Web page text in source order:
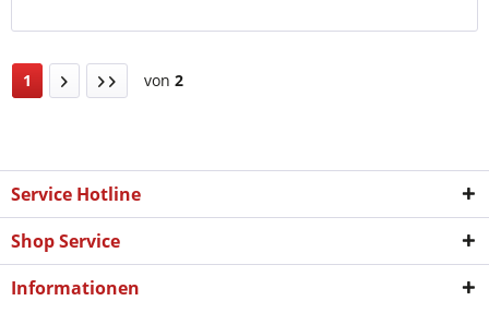
1 von 2
Service Hotline
Shop Service
Informationen